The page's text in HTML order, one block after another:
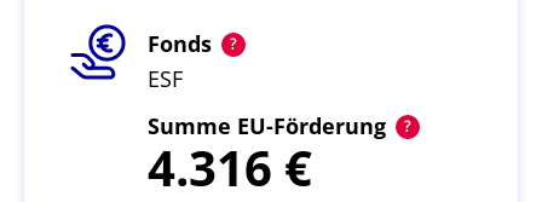
Fonds
ESF
Summe EU-Förderung
4.316